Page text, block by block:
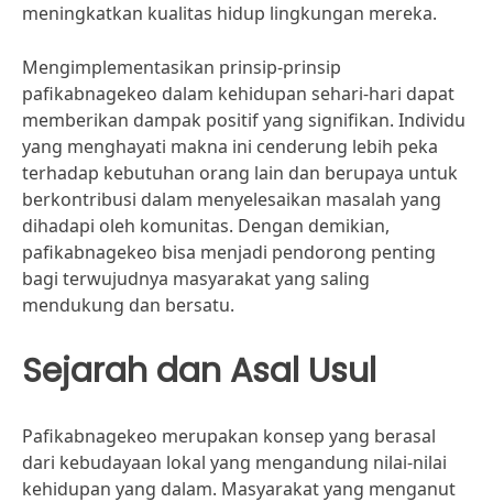
meningkatkan kualitas hidup lingkungan mereka.
Mengimplementasikan prinsip-prinsip
pafikabnagekeo dalam kehidupan sehari-hari dapat
memberikan dampak positif yang signifikan. Individu
yang menghayati makna ini cenderung lebih peka
terhadap kebutuhan orang lain dan berupaya untuk
berkontribusi dalam menyelesaikan masalah yang
dihadapi oleh komunitas. Dengan demikian,
pafikabnagekeo bisa menjadi pendorong penting
bagi terwujudnya masyarakat yang saling
mendukung dan bersatu.
Sejarah dan Asal Usul
Pafikabnagekeo merupakan konsep yang berasal
dari kebudayaan lokal yang mengandung nilai-nilai
kehidupan yang dalam. Masyarakat yang menganut